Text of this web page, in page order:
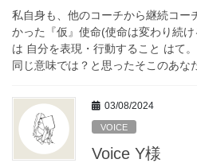
私自身も、他のコーチから継続コー
かった『仮』使命(使命は変わり続
は 自分を表現・行動すること はて
同じ意味では？と思ったそこのあ
03/08/2024
VOICE
Voice Y様